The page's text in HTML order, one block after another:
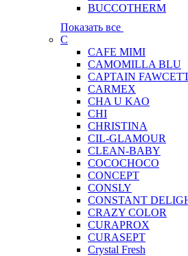
BUCCOTHERM
Показать все
C
CAFE MIMI
CAMOMILLA BLU
CAPTAIN
CARMEX
CHA U KAO
CHI
CHRISTINA
CIL-GLAMOUR
CLEAN-BABY
COCOCHOCO
CONCEPT
CONSLY
CONSTANT
CRAZY COLOR
CURAPROX
CURASEPT
Crystal Fresh